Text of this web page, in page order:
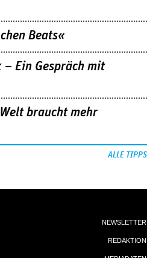
Beats«
– Ein Gespräch mit
braucht mehr
ALLE TIPPS
NEWSLETTER
REDAKTION